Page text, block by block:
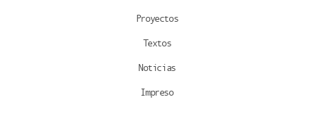
Proyectos
Textos
Noticias
Impreso